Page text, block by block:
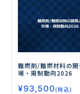
難燃剤/難燃材料の
場・規制動向2026
¥93,500(税込)